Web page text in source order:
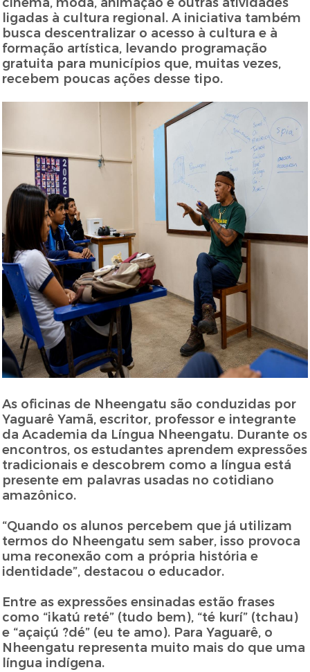
ligadas à cultura regional. A iniciativa também
busca descentralizar o acesso à cultura e à
formação artística, levando programação
gratuita para municípios que, muitas vezes,
recebem poucas ações desse tipo.
As oficinas de Nheengatu são conduzidas por
Yaguarê Yamã, escritor, professor e integrante
da Academia da Língua Nheengatu. Durante os
encontros, os estudantes aprendem expressões
tradicionais e descobrem como a língua está
presente em palavras usadas no cotidiano
amazônico.
“Quando os alunos percebem que já utilizam
termos do Nheengatu sem saber, isso provoca
uma reconexão com a própria história e
identidade”, destacou o educador.
Entre as expressões ensinadas estão frases
como “ikatú reté” (tudo bem), “té kurí” (tchau)
e “açaiçú ?dé” (eu te amo). Para Yaguarê, o
Nheengatu representa muito mais do que uma
língua indígena.